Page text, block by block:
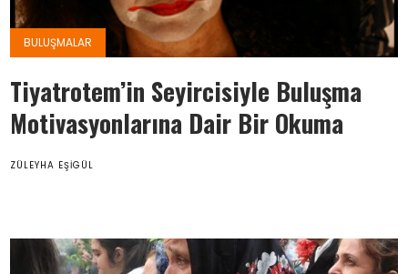
BULUŞMALAR
Tiyatrotem’in Seyircisiyle Buluşma
Motivasyonlarına Dair Bir Okuma
ZÜLEYHA EŞIGÜL